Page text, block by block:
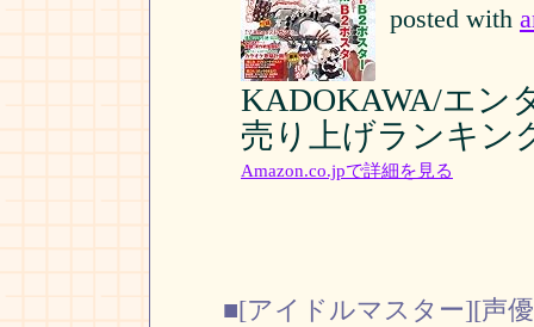
posted with
KADOKAWA/エン
売り上げランキン
Amazon.co.jpで詳細を見る
■[アイドルマスター][声